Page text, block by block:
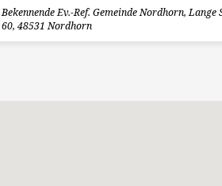
Bekennende Ev.-Ref. Gemeinde Nordhorn, Lange
60, 48531 Nordhorn